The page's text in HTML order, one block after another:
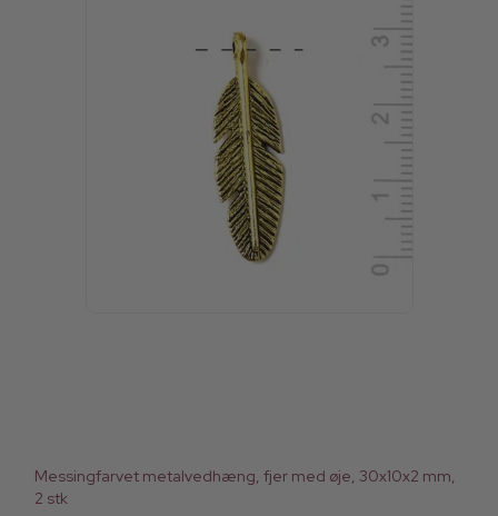
Messingfarvet metalvedhæng, fjer med øje, 30x10x2 mm,
2 stk